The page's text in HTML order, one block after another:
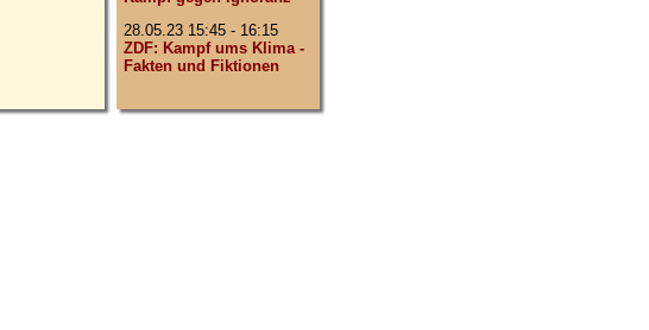
28.05.23 15:45 - 16:15
ZDF: Kampf ums Klima -
Fakten und Fiktionen